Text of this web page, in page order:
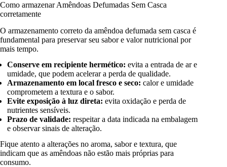
Como armazenar Amêndoas Defumadas Sem Casca
corretamente
O armazenamento correto da amêndoa defumada sem casca é
fundamental para preservar seu sabor e valor nutricional por
mais tempo.
Conserve em recipiente hermético: evita a entrada de ar e
umidade, que podem acelerar a perda de qualidade.
Armazenamento em local fresco e seco: calor e umidade
comprometem a textura e o sabor.
Evite exposição à luz direta: evita oxidação e perda de
nutrientes sensíveis.
Prazo de validade: respeitar a data indicada na embalagem
e observar sinais de alteração.
Fique atento a alterações no aroma, sabor e textura, que
indicam que as amêndoas não estão mais próprias para
consumo.